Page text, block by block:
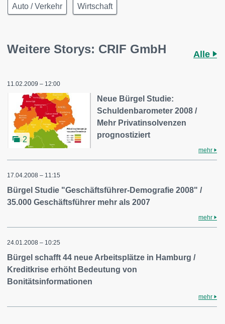
Auto / Verkehr Wirtschaft
Weitere Storys: CRIF GmbH Alle
11.02.2009 – 12:00
2
Neue Bürgel Studie:
Schuldenbarometer 2008 /
Mehr Privatinsolvenzen
prognostiziert
mehr
17.04.2008 – 11:15
Bürgel Studie "Geschäftsführer-Demografie 2008" /
35.000 Geschäftsführer mehr als 2007
mehr
24.01.2008 – 10:25
Bürgel schafft 44 neue Arbeitsplätze in Hamburg /
Kreditkrise erhöht Bedeutung von
Bonitätsinformationen
mehr